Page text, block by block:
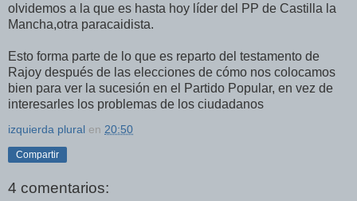
olvidemos a la que es hasta hoy líder del PP de Castilla la
Mancha,otra paracaidista.
Esto forma parte de lo que es reparto del testamento de
Rajoy después de las elecciones de cómo nos colocamos
bien para ver la sucesión en el Partido Popular, en vez de
interesarles los problemas de los ciudadanos
izquierda plural en 20:50
Compartir
4 comentarios: